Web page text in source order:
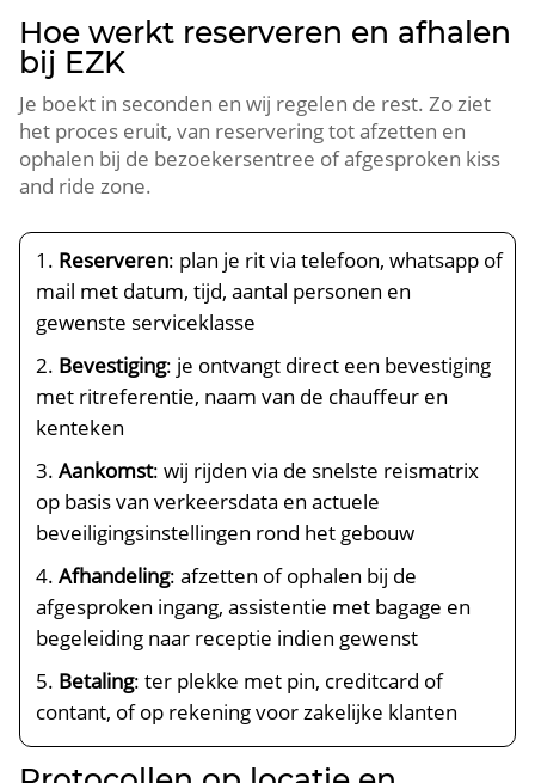
Hoe werkt reserveren en afhalen
bij EZK
Je boekt in seconden en wij regelen de rest. Zo ziet
het proces eruit, van reservering tot afzetten en
ophalen bij de bezoekersentree of afgesproken kiss
and ride zone.
Reserveren: plan je rit via telefoon, whatsapp of
mail met datum, tijd, aantal personen en
gewenste serviceklasse
Bevestiging: je ontvangt direct een bevestiging
met ritreferentie, naam van de chauffeur en
kenteken
Aankomst: wij rijden via de snelste reismatrix
op basis van verkeersdata en actuele
beveiligingsinstellingen rond het gebouw
Afhandeling: afzetten of ophalen bij de
afgesproken ingang, assistentie met bagage en
begeleiding naar receptie indien gewenst
Betaling: ter plekke met pin, creditcard of
contant, of op rekening voor zakelijke klanten